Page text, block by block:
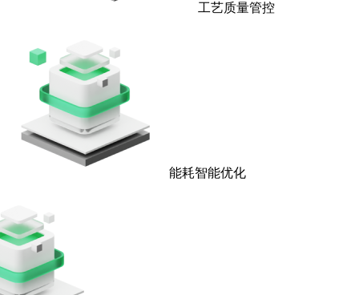
工艺质量管控
能耗智能优化